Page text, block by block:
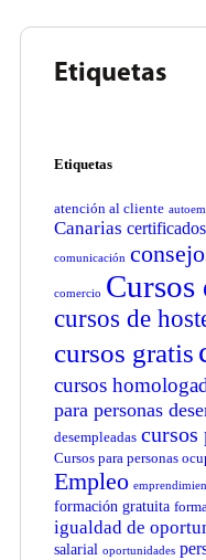
Etiquetas
Etiquetas
atención al cliente
Canarias
comunicación
comercio
cursos de
cursos gratis
cursos
para personas
desempleadas cursos
Cursos para personas
Empleo
formación gratuita
igualdad de
salarial oportunidades